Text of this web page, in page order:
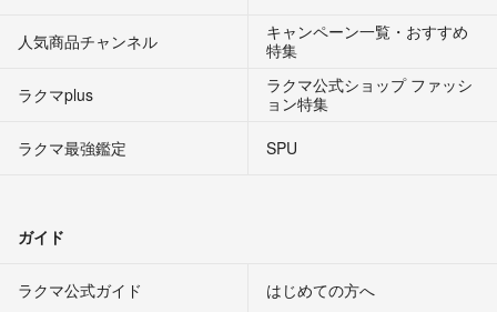
人気商品チャンネル
キャンペーン一覧・おすすめ
特集
ラクマplus
ラクマ公式ショップ ファッシ
ョン特集
ラクマ最強鑑定
SPU
ガイド
ラクマ公式ガイド はじめての方へ